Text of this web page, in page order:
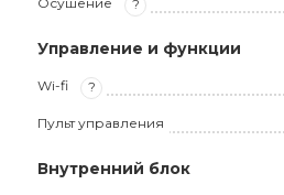
?
Управление и функции
Wi-fi ?
Пульт управления
Внутренний блок